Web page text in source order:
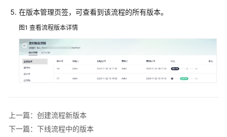
速
入
门
用
户
指
AstroFlow
使
在版本管理页签，可查看到该流程的所有版本。
图1 查看流程版本详情
上一篇：创建流程新版本
下一篇：下线流程中的版本